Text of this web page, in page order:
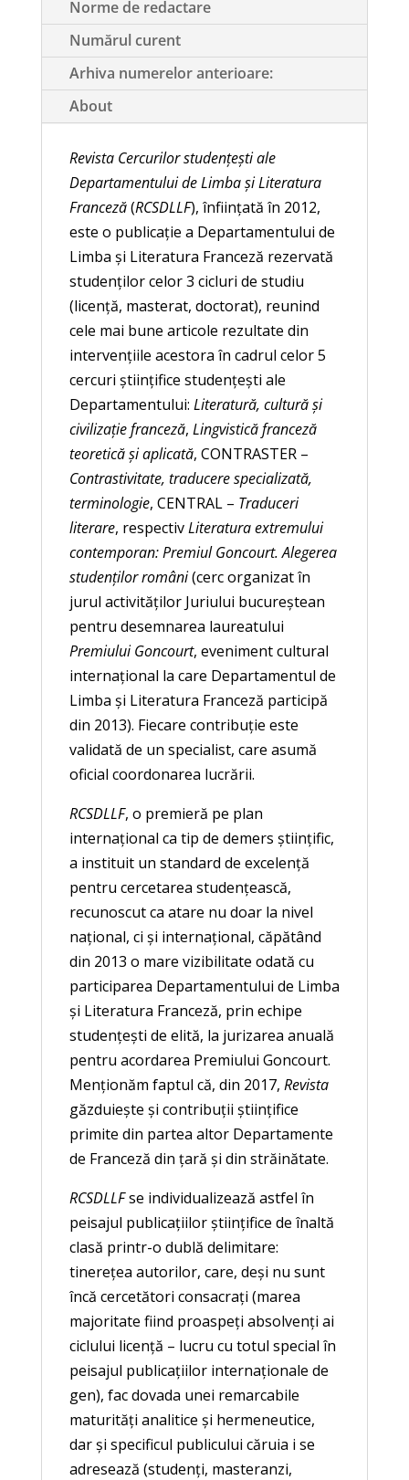
Norme de redactare
Numărul curent
Arhiva numerelor anterioare:
About
Revista Cercurilor studenţeşti ale
Departamentului de Limba şi Literatura
Franceză(RCSDLLF), înfiinţată în 2012,
este o publicaţie a Departamentului de
Limba şi Literatura Franceză rezervată
studenţilor celor 3 cicluri de studiu
(licenţă, masterat, doctorat), reunind
cele mai bune articole rezultate din
intervenţiile acestora în cadrul celor 5
cercuri ştiinţifice studenţeşti ale
Departamentului: Literatură, cultură şi
civilizaţie franceză, Lingvistică franceză
teoretică şi aplicată, CONTRASTER –
Contrastivitate, traducere specializată,
terminologie, CENTRAL – Traduceri
literare, respectivLiteratura extremului
contemporan: Premiul Goncourt. Alegerea
studenţilor români(cerc organizat în
jurul activităţilor Juriului bucureştean
pentru desemnarea laureatului
Premiului Goncourt, eveniment cultural
internaţional la care Departamentul de
Limba şi Literatura Franceză participă
din 2013). Fiecare contribuţie este
validată de un specialist, care asumă
oficial coordonarea lucrării.
RCSDLLF, o premieră pe plan
internaţional ca tip de demers ştiinţific,
a instituit un standard de excelenţă
pentru cercetarea studenţească,
recunoscut ca atare nu doar la nivel
naţional, ci şi internaţional, căpătând
din 2013 o mare vizibilitate odată cu
participarea Departamentului de Limba
şi Literatura Franceză, prin echipe
studenţeşti de elită, la jurizarea anuală
pentru acordarea Premiului Goncourt.
Menţionăm faptul că, din 2017, Revista
găzduieşte şi contribuţii ştiinţifice
primite din partea altor Departamente
de Franceză din ţară şi din străinătate.
RCSDLLFse individualizează astfel în
peisajul publicaţiilor ştiinţifice de înaltă
clasă printr-o dublă delimitare:
tinereţea autorilor, care, deşi nu sunt
încă cercetători consacraţi (marea
majoritate fiind proaspeţi absolvenţi ai
ciclului licenţă – lucru cu totul special în
peisajul publicaţiilor internaţionale de
gen), fac dovada unei remarcabile
maturităţi analitice şi hermeneutice,
dar şi specificul publicului căruia i se
adresează (studenţi, masteranzi,